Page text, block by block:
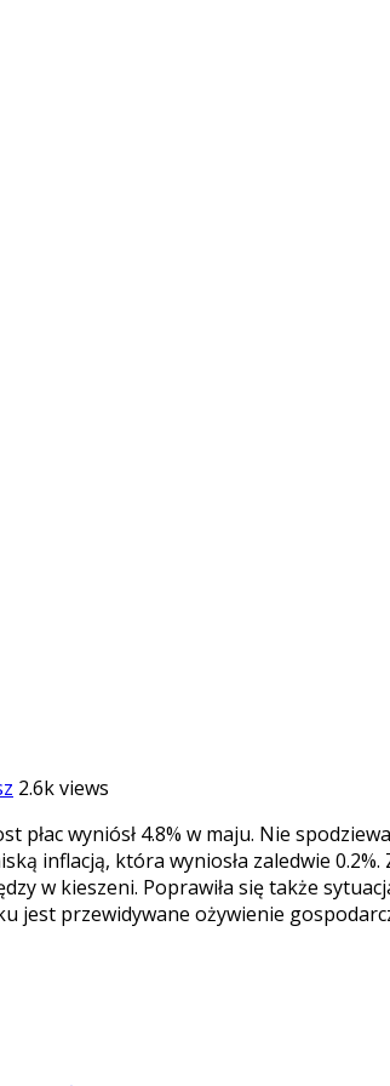
2.6k views
płac wyniósł 4.8% w maju. Nie
inflacją, która wyniosła zaledwie
w kieszeni. Poprawiła się także
jest przewidywane ożywienie